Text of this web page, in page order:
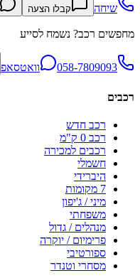
שיחה קבלו הצעה
מחפשים רכב? נשמח לסייע
058-7809093 וואטסאפ
רכבים
רכב חדש
רכב 0 ק"מ
רכבים למכירה
חשמלי
היברידי
7 מקומות
מיני / ג'יפון
משפחתי
מנהלים / גדול
פרימיום / יוקרה
ספורטיבי
מסחרי וטנדר